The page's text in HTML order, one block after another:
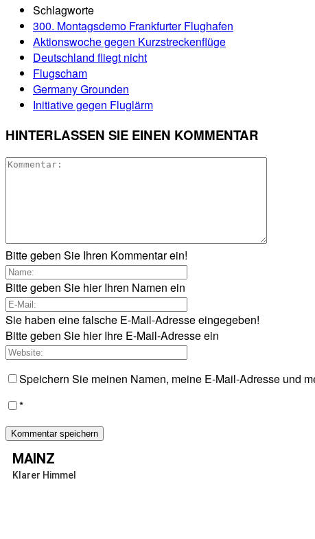
Schlagworte
300. Montagsdemo Frankfurter Flughafen
Aktionswoche gegen Kurzstreckenflüge
Deutschland fliegt nicht
Flugscham
Germany Grounden
Initiative gegen Fluglärm
HINTERLASSEN SIE EINEN KOMMENTAR
Bitte geben Sie Ihren Kommentar ein!
Bitte geben Sie hier Ihren Namen ein
Sie haben eine falsche E-Mail-Adresse eingegeben!
Bitte geben Sie hier Ihre E-Mail-Adresse ein
Speichern Sie meinen Namen, meine E-Mail-Adresse und
*
MAINZ
Klarer Himmel